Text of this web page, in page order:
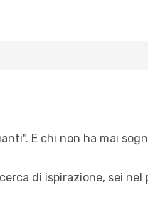
E chi non ha mai
di ispirazione, sei